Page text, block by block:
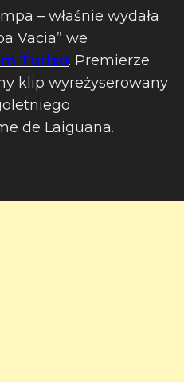
– właśnie wydała
Vacia” we
Turizo. Premierze
klip wyreżyserowany
de Laiguana.